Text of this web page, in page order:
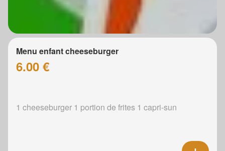
Menu enfant cheeseburger
6.00 €
1 cheeseburger 1 portion de frites 1 capri-sun